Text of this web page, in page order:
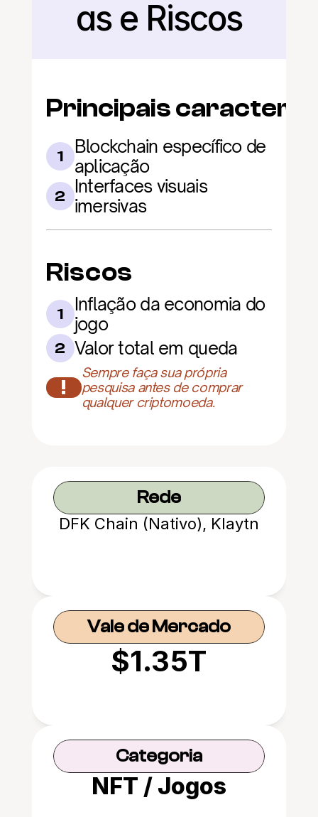
as e Riscos
Principais
1
Blockchain específico de
aplicação
2 Interfaces visuais
imersivas
Riscos
1
Inflação da economia do
jogo
2 Valor total em queda
!
Sempre faça sua própria
pesquisa antes de comprar
qualquer criptomoeda.
Rede
DFK Chain (Nativo), Klaytn
Vale de Mercado
$1.35T
Categoria
NFT / Jogos